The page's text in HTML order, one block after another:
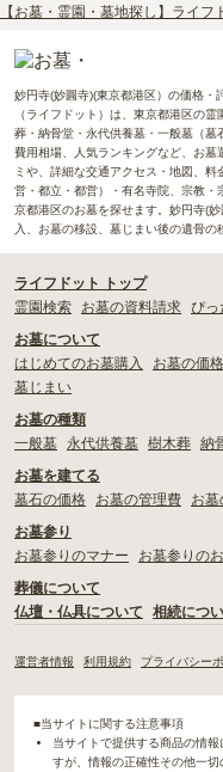
【お墓・霊園・墓地探し】ライフ
妙円寺(妙圓寺)(東京都港区）の価格・
（ライフドット）は、東京都港区の
葬・納骨堂・永代供養墓・一般墓（墓
費用相場、人気ランキングなど、お墓
ミや、詳細な交通アクセス・地図、
営・都立・都営）・有名寺院、宗教
京都港区のお墓を探せます。妙円寺(
入、お墓の移設、墓じまい後の遺骨の
ライフドット トップ
霊園検索
お墓の資料請求 ぴっ
お墓について
はじめてのお墓購入
お墓の価格
墓じまい
お墓の種類
一般墓
永代供養墓 樹木葬 納
お墓を建てる
墓石の価格
お墓の管理費
お墓
お墓参り
お墓参りのマナー
お墓参りの
葬儀について
仏壇・仏具について
相続につ
運営者情報 利用規約 プライバシー
■当サイトに関する注意事項
当サイトで提供する商品の情
すが、情報の正確性その他一切